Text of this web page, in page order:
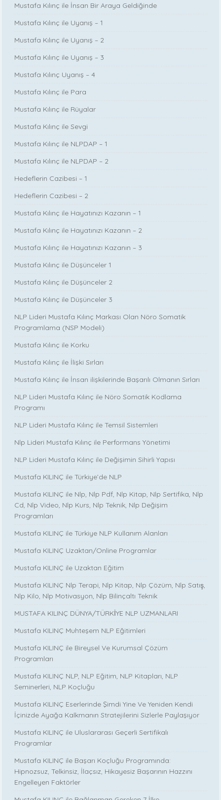
Mustafa Kılınç ile İnsan Bir Araya Geldiğinde
Mustafa Kılınç ile Uyanış – 1
Mustafa Kılınç ile Uyanış – 2
Mustafa Kılınç ile Uyanış – 3
Mustafa Kılınç Uyanış – 4
Mustafa Kılınç ile Para
Mustafa Kılınç ile Rüyalar
Mustafa Kılınç ile Sevgi
Mustafa Kılınç ile NLPDAP – 1
Mustafa Kılınç ile NLPDAP – 2
Hedeflerin Cazibesi – 1
Hedeflerin Cazibesi – 2
Mustafa Kılınç ile Hayatınızı Kazanın – 1
Mustafa Kılınç ile Hayatınızı Kazanın – 2
Mustafa Kılınç ile Hayatınızı Kazanın – 3
Mustafa Kılınç ile Düşünceler 1
Mustafa Kılınç ile Düşünceler 2
Mustafa Kılınç ile Düşünceler 3
NLP Lideri Mustafa Kılınç Markası Olan Nöro Somatik
Programlama (NSP Modeli)
Mustafa Kılınç ile Korku
Mustafa Kılınç ile İlişki Sırları
Mustafa Kılınç ile İnsan ilişkilerinde Başarılı Olmanın Sırları
NLP Lideri Mustafa Kılınç ile Nöro Somatik Kodlama
Programı
NLP Lideri Mustafa Kılınç ile Temsil Sistemleri
Nlp Lideri Mustafa Kılınç ile Performans Yönetimi
NLP Lideri Mustafa Kılınç ile Değişimin Sihirli Yapısı
Mustafa KILINÇ ile Türkiye’de NLP
Mustafa KILINÇ ile Nlp, Nlp Pdf, Nlp Kitap, Nlp Sertifika, Nlp
Cd, Nlp Video, Nlp Kurs, Nlp Teknik, Nlp Değişim
Programları
Mustafa KILINÇ ile Türkiye NLP Kullanım Alanları
Mustafa KILINÇ Uzaktan/Online Programlar
Mustafa KILINÇ ile Uzaktan Eğitim
Mustafa KILINÇ Nlp Terapi, Nlp Kitap, Nlp Çözüm, Nlp Satış,
Nlp Kilo, Nlp Motivasyon, Nlp Bilinçaltı Teknik
MUSTAFA KILINÇ DÜNYA/TÜRKİYE NLP UZMANLARI
Mustafa KILINÇ Muhteşem NLP Eğitimleri
Mustafa KILINÇ ile Bireysel Ve Kurumsal Çözüm
Programları
Mustafa KILINÇ NLP, NLP Eğitim, NLP Kitapları, NLP
Seminerleri, NLP Koçluğu
Mustafa KILINÇ Eserlerinde Şimdi Yine Ve Yeniden Kendi
İçinizde Ayağa Kalkmanın Stratejilerini Sizlerle Paylaşıyor
Mustafa KILINÇ ile Uluslararası Geçerli Sertifikalı
Programlar
Mustafa KILINÇ ile Başarı Koçluğu Programında:
Hipnozsuz, Telkinsiz, İlaçsız, Hikayesiz Başarının Hazzını
Engelleyen Faktörler